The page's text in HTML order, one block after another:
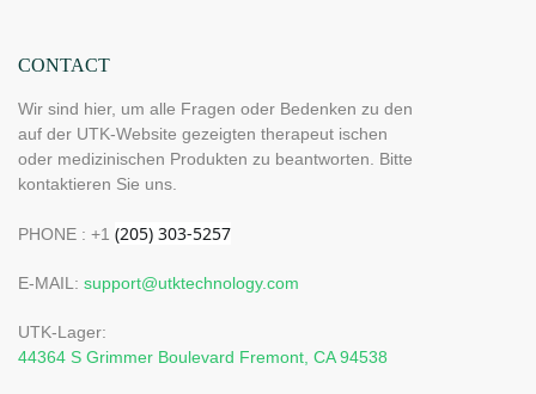
CONTACT
Wir sind hier, um alle Fragen oder Bedenken zu den
auf der UTK-Website gezeigten therapeut ischen
oder medizinischen Produkten zu beantworten. Bitte
kontaktieren Sie uns.
PHONE : +1
E-MAIL: support@utktechnology.com
UTK-Lager:
44364 S Grimmer Boulevard Fremont, CA 94538